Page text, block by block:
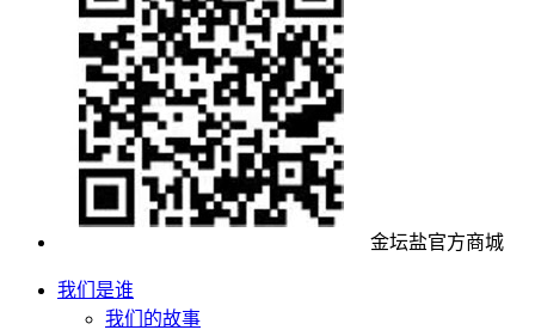
金坛盐官方商城
我们是谁
我们的故事